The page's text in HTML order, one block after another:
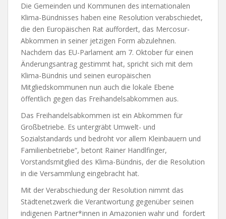
Die Gemeinden und Kommunen des internationalen
Klima-Bündnisses haben eine Resolution verabschiedet,
die den Europäischen Rat auffordert, das Mercosur-
Abkommen in seiner jetzigen Form abzulehnen.
Nachdem das EU-Parlament am 7. Oktober für einen
Änderungsantrag gestimmt hat, spricht sich mit dem
Klima-Bündnis und seinen europäischen
Mitgliedskommunen nun auch die lokale Ebene
öffentlich gegen das Freihandelsabkommen aus.
Das Freihandelsabkommen ist ein Abkommen für
Großbetriebe. Es untergräbt Umwelt- und
Sozialstandards und bedroht vor allem Kleinbauern und
Familienbetriebe“, betont Rainer Handlfinger,
Vorstandsmitglied des Klima-Bündnis, der die Resolution
in die Versammlung eingebracht hat.
Mit der Verabschiedung der Resolution nimmt das
Städtenetzwerk die Verantwortung gegenüber seinen
indigenen Partner*innen in Amazonien wahr und fordert